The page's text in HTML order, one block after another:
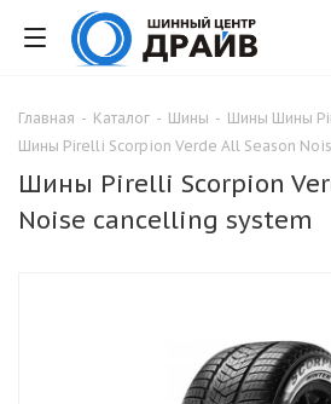
Главная - Каталог - Шины - Шины Шины
Шины Pirelli Scorpion Verde All Season
Шины Pirelli Scorpion
Noise cancelling system